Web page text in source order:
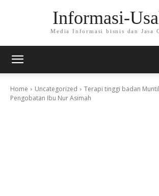
Informasi-
Media Informasi bisnis dan Jasa
Home Uncategorized
Terapi tinggi badan
Pengobatan Ibu Nur Asimah